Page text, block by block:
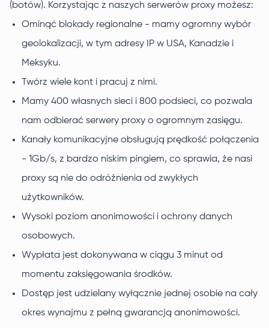
(botów). Korzystając z naszych serwerów proxy możesz:
Ominąć blokady regionalne - mamy ogromny wybór
geolokalizacji, w tym adresy IP w USA, Kanadzie i
Meksyku.
Twórz wiele kont i pracuj z nimi.
Mamy 400 własnych sieci i 800 podsieci, co pozwala
nam odbierać serwery proxy o ogromnym zasięgu.
Kanały komunikacyjne obsługują prędkość połączenia
- 1Gb/s, z bardzo niskim pingiem, co sprawia, że nasi
proxy są nie do odróżnienia od zwykłych
użytkowników.
Wysoki poziom anonimowości i ochrony danych
osobowych.
Wypłata jest dokonywana w ciągu 3 minut od
momentu zaksięgowania środków.
Dostęp jest udzielany wyłącznie jednej osobie na cały
okres wynajmu z pełną gwarancją anonimowości.